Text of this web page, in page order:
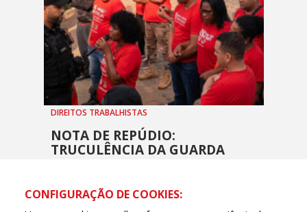
DIREITOS TRABALHISTAS
NOTA DE REPÚDIO:
TRUCULÊNCIA DA GUARDA
11 MAIO, 2026 - 11H22
CONFIGURAÇÃO DE COOKIES: